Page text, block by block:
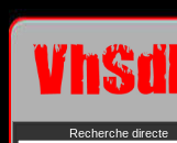
Recherche directe